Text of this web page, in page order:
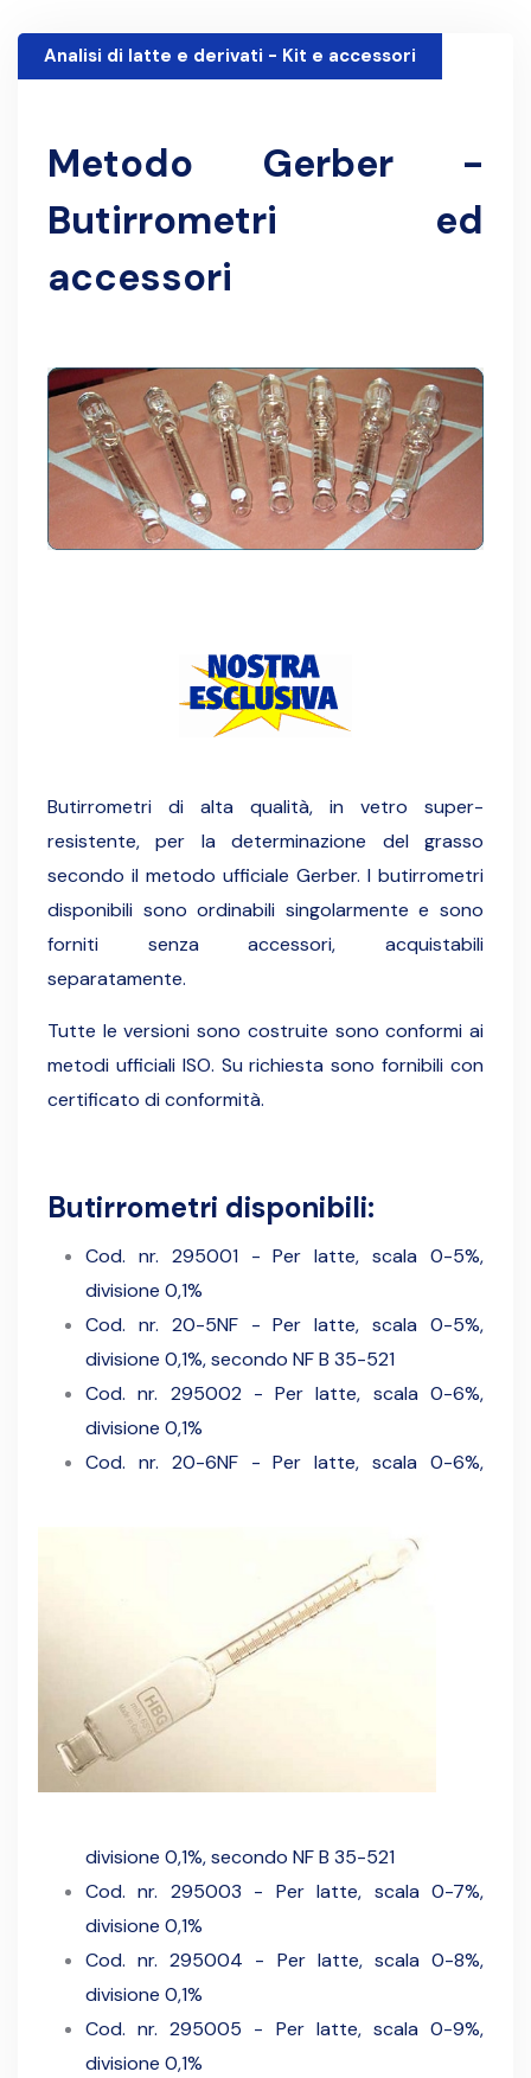
Metodo Gerber -
Butirrometri ed
accessori
Butirrometri di alta qualità, in vetro super-
resistente, per la determinazione del grasso
secondo il metodo ufficiale Gerber. I butirrometri
disponibili sono ordinabili singolarmente e sono
forniti senza accessori, acquistabili
separatamente.
Tutte le versioni sono costruite sono conformi ai
metodi ufficiali ISO. Su richiesta sono fornibili con
certificato di conformità.
Butirrometri disponibili:
Cod. nr. 295001 - Per latte, scala 0-5%,
divisione 0,1%
Cod. nr. 20-5NF - Per latte, scala 0-5%,
divisione 0,1%, secondo NF B 35-521
Cod. nr. 295002 - Per latte, scala 0-6%,
divisione 0,1%
Cod. nr. 20-6NF - Per latte, scala 0-6%,
divisione 0,1%, secondo NF B 35-521
Cod. nr. 295003 - Per latte, scala 0-7%,
divisione 0,1%
Cod. nr. 295004 - Per latte, scala 0-8%,
divisione 0,1%
Cod. nr. 295005 - Per latte, scala 0-9%,
divisione 0,1%
Analisi di latte e derivati - Kit e accessori
30 Novembre 1999